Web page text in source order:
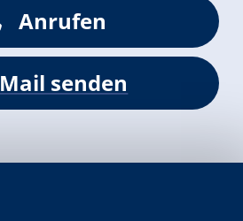
Anrufen
Mail senden